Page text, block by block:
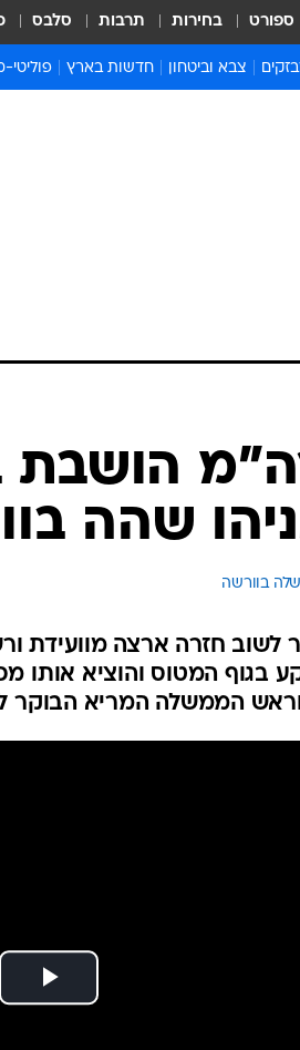
ספורט בחירות תרבות סלבס
צבא וביטחון חדשות בארץ פוליטי-
הושבת
שהה
בוורשה
לשוב חזרה ארצה מוועידת
בגוף המטוס והוציא אותו
וראש הממשלה המריא הבוקר